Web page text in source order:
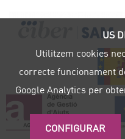
US
Utilitzem cookies
correcte funcionament
Google Analytics per
CONFIGURAR